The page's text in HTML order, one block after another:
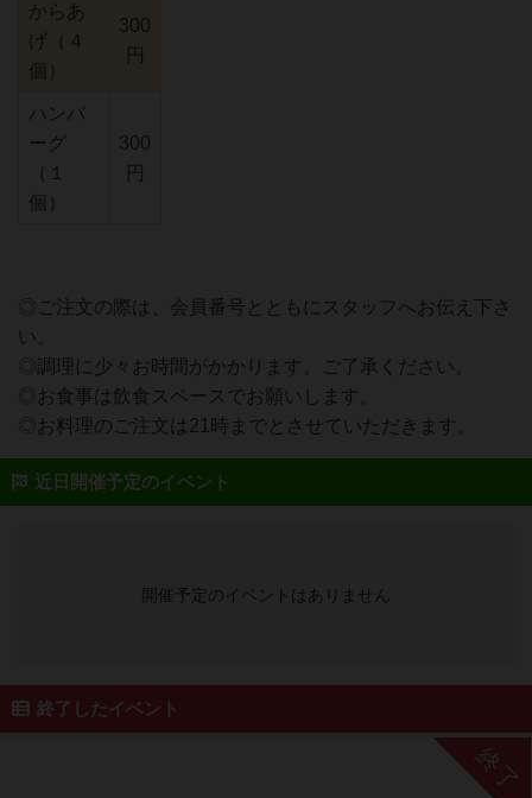
からあ
げ（４
個）
300
円
ハンバ
ーグ
（１
個）
300
円
◎ご注文の際は、会員番号とともにスタッフへお伝え下さ
い。
◎調理に少々お時間がかかります。ご了承ください。
◎お食事は飲食スペースでお願いします。
◎お料理のご注文は21時までとさせていただきます。
近日開催予定のイベント
開催予定のイベントはありません
終了したイベント
終了